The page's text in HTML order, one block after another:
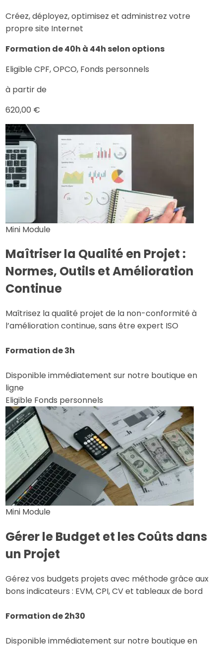
Créez, déployez, optimisez et administrez votre
propre site Internet
Formation de 40h à 44h selon options
Eligible CPF, OPCO, Fonds personnels
à partir de
620,00 €
Mini Module
Maîtriser la Qualité en Projet :
Normes, Outils et Amélioration
Continue
Maîtrisez la qualité projet de la non-conformité à
l’amélioration continue, sans être expert ISO
Formation de 3h
Disponible immédiatement sur notre boutique en
ligne
Eligible Fonds personnels
Mini Module
Gérer le Budget et les Coûts dans
un Projet
Gérez vos budgets projets avec méthode grâce aux
bons indicateurs : EVM, CPI, CV et tableaux de bord
Formation de 2h30
Disponible immédiatement sur notre boutique en